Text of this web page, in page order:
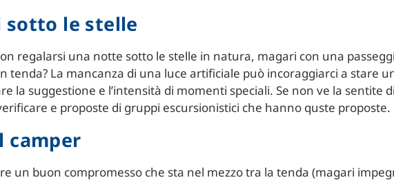
le stelle
regalarsi una notte sotto le stelle in natura, magari con una
tenda? La mancanza di una luce artificiale può incoraggiarci a stare
la suggestione e l’intensità di momenti speciali. Se non ve la
e proposte di gruppi escursionistici che hanno quste proposte.
camper
un buon compromesso che sta nel mezzo tra la tenda (magari